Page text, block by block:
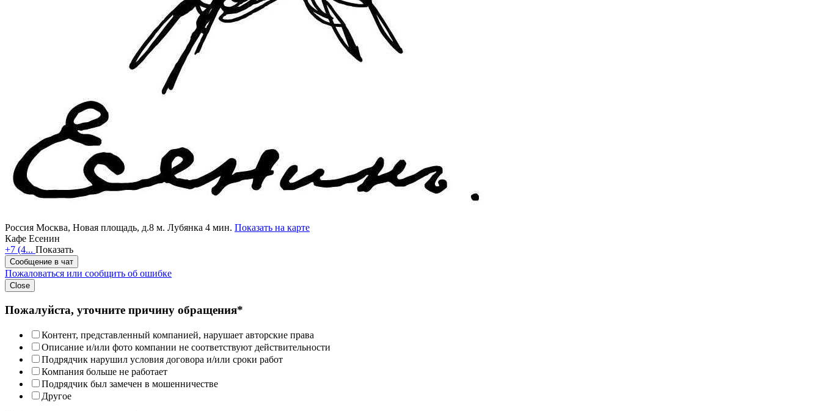
Россия Москва, Новая площадь, д.8 м. Лубянка 4 мин. Показать на карте
Кафе Есенин
+7 (4... Показать
Сообщение в чат
Пожаловаться или сообщить об ошибке
Close
Пожалуйста, уточните причину обращения*
Контент, представленный компанией, нарушает авторские права
Описание и/или фото компании не соответствуют действительности
Подрядчик нарушил условия договора и/или сроки работ
Компания больше не работает
Подрядчик был замечен в мошенничестве
Другое